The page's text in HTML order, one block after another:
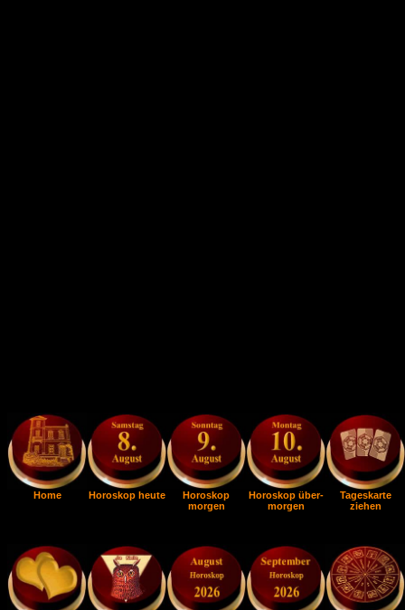
Home Horoskop heute
Horoskop
morgen
Horoskop über-
morgen
Tageskarte
ziehen